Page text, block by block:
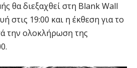
θα διεξαχθεί στη Blank Wall
στις 19:00 και η έκθεση για το
την ολοκλήρωση της